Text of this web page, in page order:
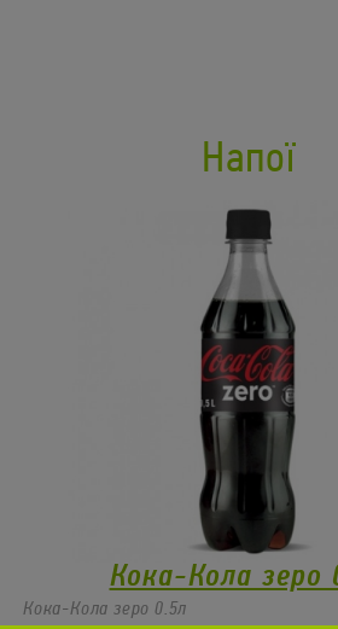
Напої
Кока-Кола зеро
Кока-Кола зеро 0.5л